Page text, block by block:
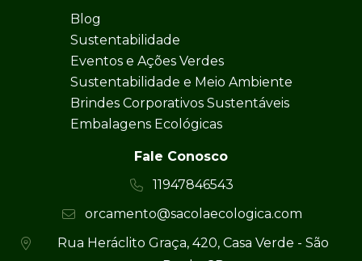
Blog
Sustentabilidade
Eventos e Ações Verdes
Sustentabilidade e Meio Ambiente
Brindes Corporativos Sustentáveis
Embalagens Ecológicas
Fale Conosco
11947846543
orcamento@sacolaecologica.com
Rua Heráclito Graça, 420, Casa Verde - São